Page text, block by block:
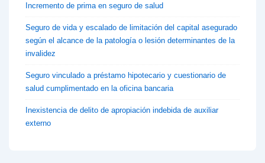
Incremento de prima en seguro de salud
Seguro de vida y escalado de limitación del capital asegurado
según el alcance de la patología o lesión determinantes de la
invalidez
Seguro vinculado a préstamo hipotecario y cuestionario de
salud cumplimentado en la oficina bancaria
Inexistencia de delito de apropiación indebida de auxiliar
externo